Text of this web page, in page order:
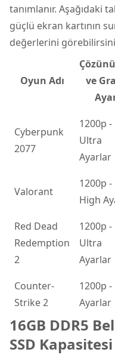
tanımlanır. Aşağıdaki
güçlü ekran kartının
değerlerini
Oyun Adı
ve
Cyberpunk
2077
1200p -
Ultra
Ayarlar
Valorant
1200p -
High
Red Dead
Redemption
2
1200p -
Ultra
Ayarlar
Counter-
Strike 2
1200p -
Ayarlar
16GB DDR5
SSD